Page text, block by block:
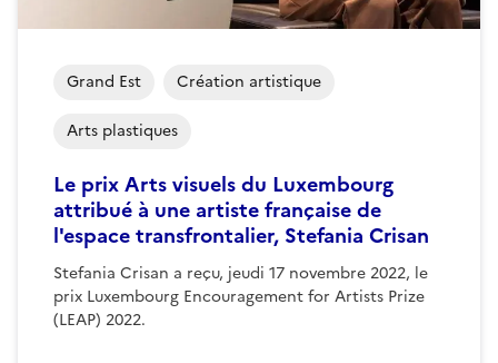
Le prix Arts visuels du Luxembourg
attribué à une artiste française de
l'espace transfrontalier, Stefania Crisan
Stefania Crisan a reçu, jeudi 17 novembre 2022, le
prix Luxembourg Encouragement for Artists Prize
(LEAP) 2022.
Grand Est Création artistique
Arts plastiques